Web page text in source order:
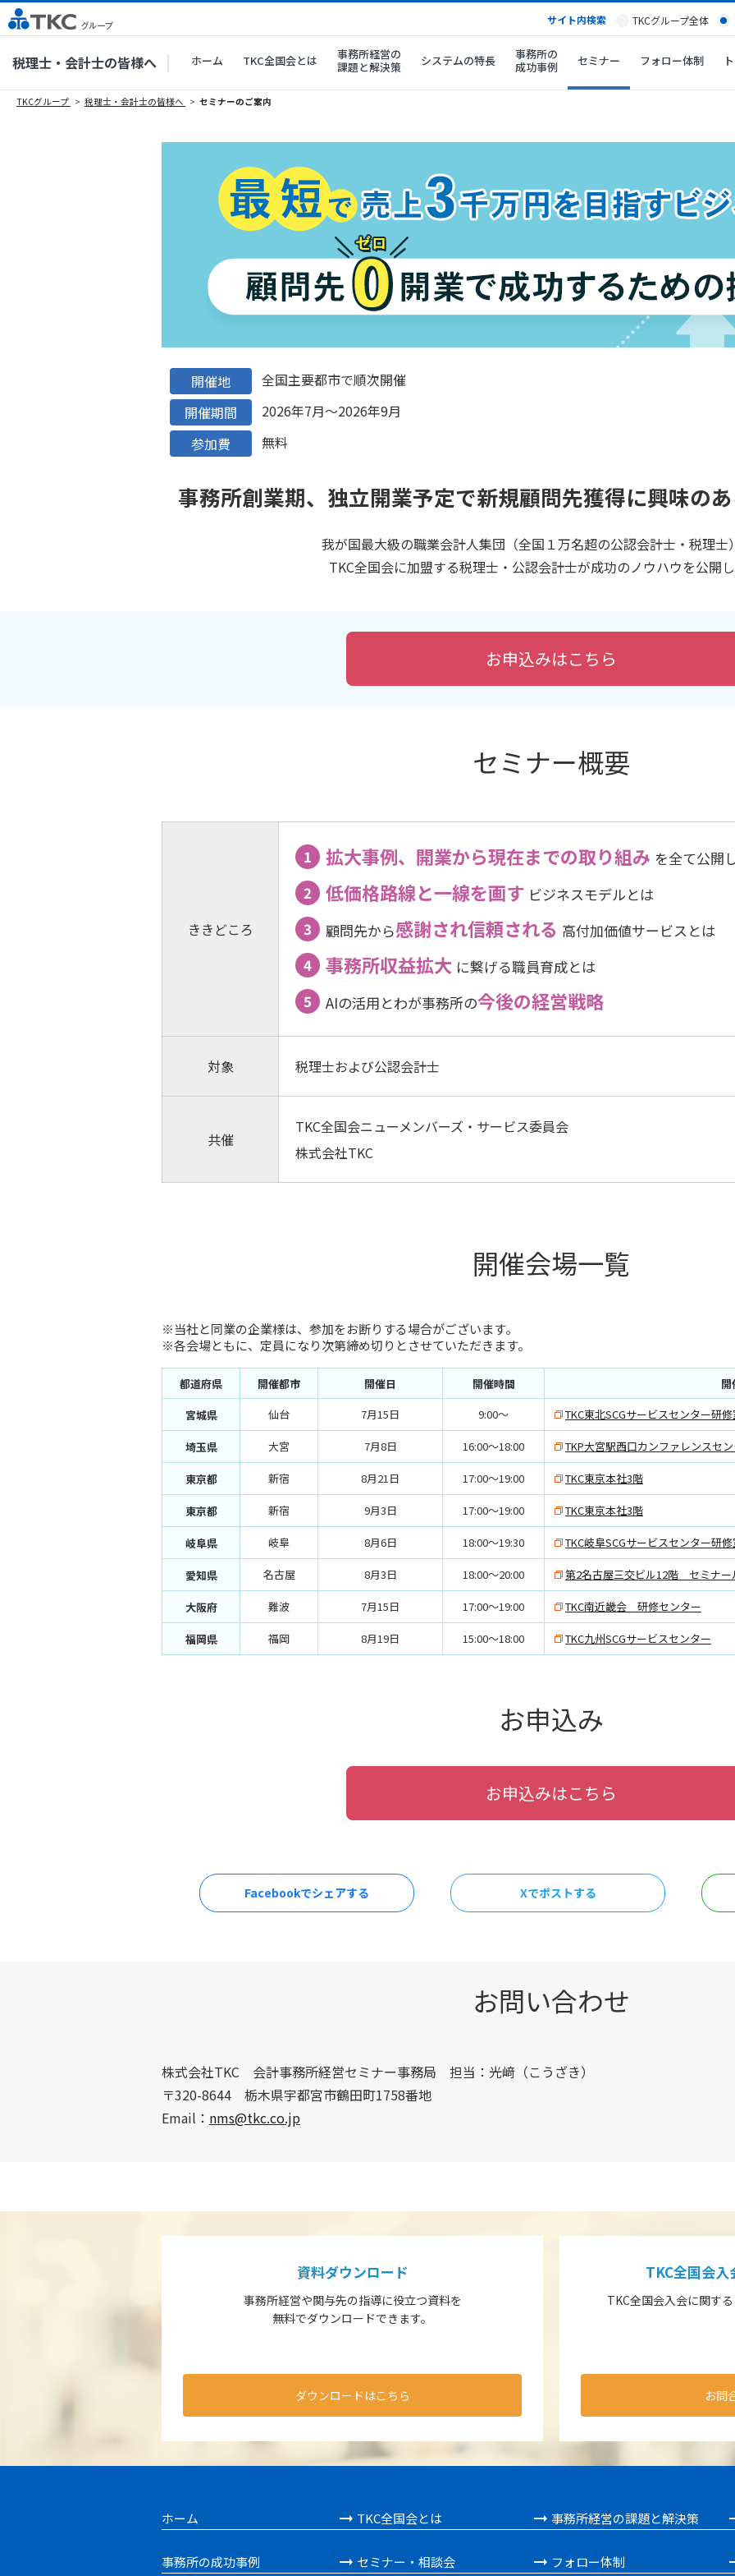
サイト内検索 TKCグループ全体
税理士・会計士の皆様へ ホーム TKC全国会とは
事務所経営の
課題と解決策
システムの特長
事務所の
成功事例
セミナー フォロー体制
TKCグループ 税理士・会計士の皆様へ セミナーのご案内
開催地
全国主要都市で順次開催
開催期間
2026年7月～2026年9月
参加費
無料
事務所創業期、独立開業予定で新規顧問先獲得に興味の
我が国最大級の職業会計人集団（全国１万名超の公認会計士・税理士
TKC全国会に加盟する税理士・公認会計士が成功のノウハウを公開
お申込みはこちら
セミナー概要
ききどころ
拡大事例、開業から現在までの取り組み を全て公開
低価格路線と一線を画す ビジネスモデルとは
顧問先から感謝され信頼される 高付加価値サービスとは
事務所収益拡大 に繋げる職員育成とは
AIの活用とわが事務所の今後の経営戦略
対象 税理士および公認会計士
共催
TKC全国会ニューメンバーズ・サービス委員会
株式会社TKC
開催会場一覧
※当社と同業の企業様は、参加をお断りする場合がございます。
※各会場ともに、定員になり次第締め切りとさせていただきます。
都道府県 開催都市 開催日 開催時間
開
宮城県
仙台 7月15日 9:00～ TKC東北SCGサービスセンター研
埼玉県 大宮 7月8日 16:00～18:00 TKP大宮駅西口カンファレンスセ
東京都 新宿 8月21日 17:00～19:00 TKC東京本社3階
東京都 新宿 9月3日 17:00～19:00 TKC東京本社3階
岐阜県 岐阜 8月6日 18:00～19:30 TKC岐阜SCGサービスセンター研
愛知県 名古屋 8月3日 18:00～20:00 第2名古屋三交ビル12階 セミナー
大阪府 難波 7月15日 17:00～19:00 TKC南近畿会 研修センター
福岡県 福岡 8月19日 15:00～18:00 TKC九州SCGサービスセンター
お申込み
お申込みはこちら
Facebookでシェアする Xでポストする
お問い合わせ
株式会社TKC 会計事務所経営セミナー事務局 担当：光﨑（こうざき）
〒320-8644 栃木県宇都宮市鶴田町1758番地
Email： nms@tkc.co.jp
資料ダウンロード
事務所経営や関与先の指導に役立つ資料を
無料でダウンロードできます。
ダウンロードはこちら
TKC全国会
TKC全国会入会に関す
お問
ホーム TKC全国会とは 事務所経営の課題と解決策
事務所の成功事例 セミナー・相談会 フォロー体制